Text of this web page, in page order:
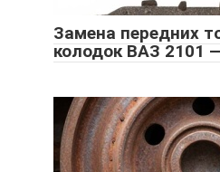
Замена передних
колодок ВАЗ 2101